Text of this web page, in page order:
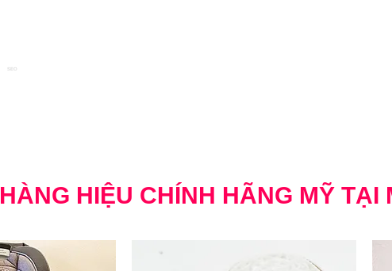
SEO
HÀNG HIỆU CHÍNH HÃNG MỸ TẠI